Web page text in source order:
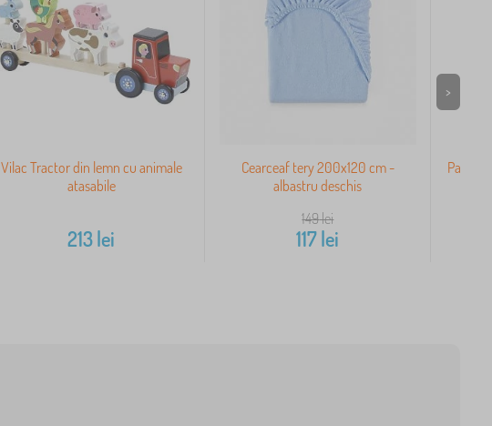
Vilac Tractor din lemn cu animale
atasabile
213lei
Cearceaf tery 200x120 cm -
albastru deschis
149lei
117lei
Panou
>